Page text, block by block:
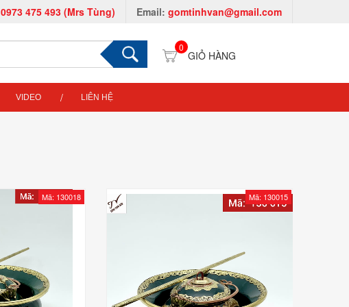
0973 475 493 (Mrs Tùng) Email: gomtinhvan@gmail.com
0
VIDEO LIÊN HỆ
Mã: 130018 Mã: 130015